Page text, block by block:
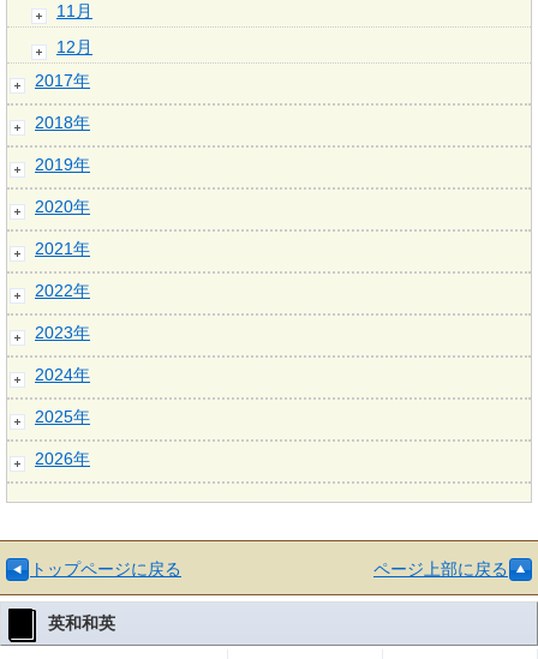
11月
12月
2017年
2018年
2019年
2020年
2021年
2022年
2023年
2024年
2025年
2026年
トップページに戻る ページ上部に戻る
英和和英